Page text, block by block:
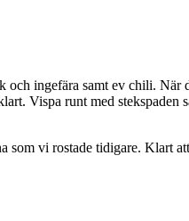
ingefära samt ev chili.
Vispa runt med stekspaden
som vi rostade tidigare. Klart